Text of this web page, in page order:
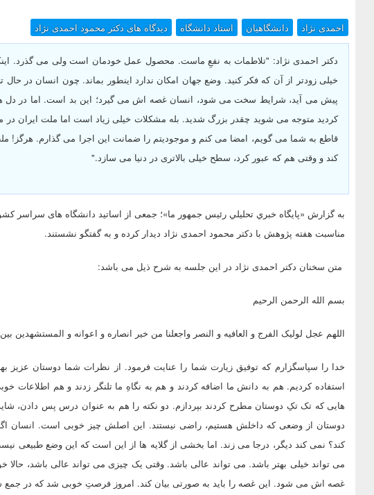
احمدی نژاد دانشگاهیان استاد دانشگاه دیدگاه های دکتر محمود احمدی نژاد
دکتر احمدی نژاد: "تلاطمات به نفعِ ماست. محصول عمل خودمان است ولی می گذرد.
خیلی زودتر از آن که فکر کنید. وضع جهان امکان ندارد اینطور بماند. چون انسان
پیش می آید، شرایط سخت می شود، انسان غصه اش می گیرد؛ این بد است. اما در دل
کردید متوجه می شوید چقدر بزرگ شدید. بله مشکلات خیلی زیاد است اما ملت ایران
قاطع به شما می گویم، امضا می کنم و موجودیتم را ضمانت این اجرا می گذارم. هرگز!
کند و وقتی هم که عبور کرد، سطح خیلی بالاتری در دنیا می سازد."
مناسبت هفته پژوهش با دکتر محمود احمدی نژاد دیدار کرده و به گفتگو نشستند.
متن سخنان دکتر احمدی نژاد در این جلسه به شرح ذیل می باشد:
بسم الله الرحمن الرحیم
اللهم عجل لولیک الفرج و العافیه و النصر واجعلنا من خیر انصاره و اعوانه و المستشهدین
خدا را سپاسگزارم که توفیق زیارت شما را عنایت فرمود. از نظرات شما دوستان عزیز
استفاده کردیم. هم به دانش ما اضافه کردند و هم به نگاهِ ما تلنگر زدند و هم اطلاعات
هایی که تک تکِ دوستان مطرح کردند بپردازم. دو نکته را هم به عنوان درس پس دادن،
دوستان از وضعی که داخلش هستیم، راضی نیستند. این اصلش چیز خوبی است. انسان
کند؟ نمی کند دیگر، درجا می زند. اما بخشی از گلایه ها از این است که این وضع طبیعی
می تواند خیلی بهتر باشد. می تواند عالی باشد. وقتی یک چیزی می تواند عالی باشد،
غصه اش می شود. این غصه را باید به صورتی بیان کند. امروز فرصتِ خوبی شد که در جمع